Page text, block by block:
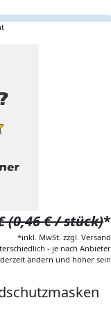
(0,46 € / stück)*
*inkl. MwSt. zzgl. Versand
- je nach Anbieter
ändern und höher sein